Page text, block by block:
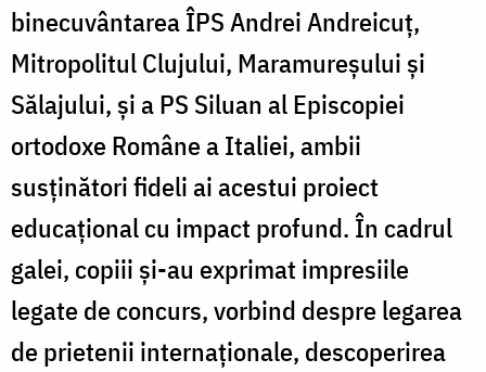
binecuvântarea ÎPS Andrei Andreicuț,
Mitropolitul Clujului, Maramureșului și
Sălajului, și a PS Siluan al Episcopiei
ortodoxe Române a Italiei, ambii
susținători fideli ai acestui proiect
educațional cu impact profund. În cadrul
galei, copiii și-au exprimat impresiile
legate de concurs, vorbind despre legarea
de prietenii internaționale, descoperirea